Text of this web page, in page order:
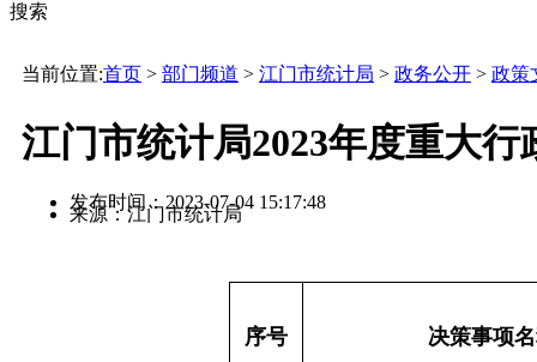
搜索
当前位置:首页 > 部门频道 > 江门市统计局 > 政务公开 > 政策
江门市统计局2023年度重大行
发布时间：2023-07-04 15:17:48
来源：江门市统计局
序号 决策事项